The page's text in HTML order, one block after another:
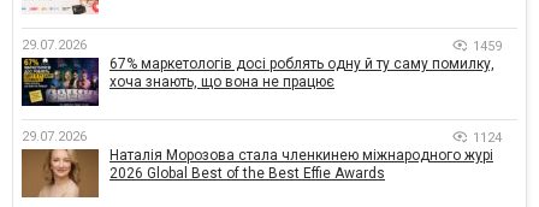
29.07.2026 1459
67% маркетологів досі роблять одну й ту саму помилку,
хоча знають, що вона не працює
29.07.2026 1124
Наталія Морозова стала членкинею міжнародного журі
2026 Global Best of the Best Effie Awards